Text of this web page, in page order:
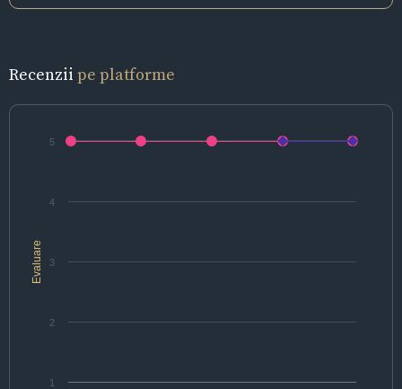
Recenzii pe platforme
Evaluare
1
2
3
4
5